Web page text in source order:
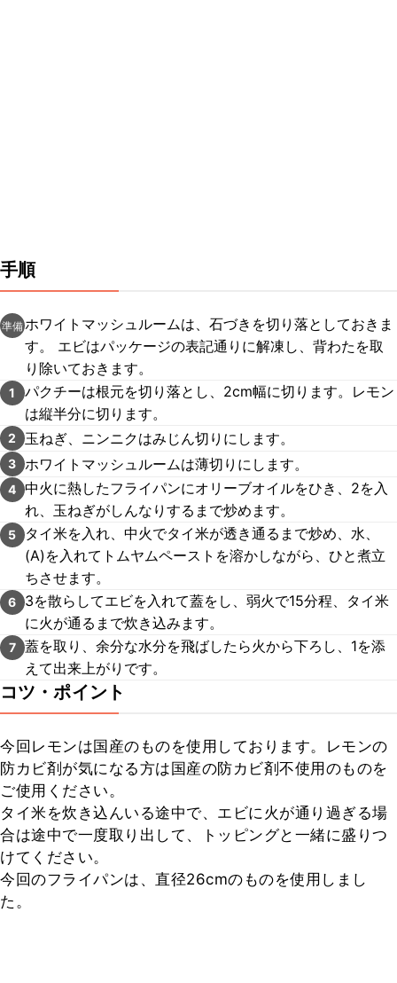
手順
準備ホワイトマッシュルームは、石づきを切り落としておきま
す。 エビはパッケージの表記通りに解凍し、背わたを取
り除いておきます。
1
パクチーは根元を切り落とし、2cm幅に切ります。レモン
は縦半分に切ります。
2 玉ねぎ、ニンニクはみじん切りにします。
3 ホワイトマッシュルームは薄切りにします。
4 中火に熱したフライパンにオリーブオイルをひき、2を入
れ、玉ねぎがしんなりするまで炒めます。
5
タイ米を入れ、中火でタイ米が透き通るまで炒め、水、
(A)を入れてトムヤムペーストを溶かしながら、ひと煮立
ちさせます。
6
3を散らしてエビを入れて蓋をし、弱火で15分程、タイ米
に火が通るまで炊き込みます。
7 蓋を取り、余分な水分を飛ばしたら火から下ろし、1を添
えて出来上がりです。
コツ・ポイント
今回レモンは国産のものを使用しております。レモンの
防カビ剤が気になる方は国産の防カビ剤不使用のものを
ご使用ください。
タイ米を炊き込んいる途中で、エビに火が通り過ぎる場
合は途中で一度取り出して、トッピングと一緒に盛りつ
けてください。
今回のフライパンは、直径26cmのものを使用しまし
た。